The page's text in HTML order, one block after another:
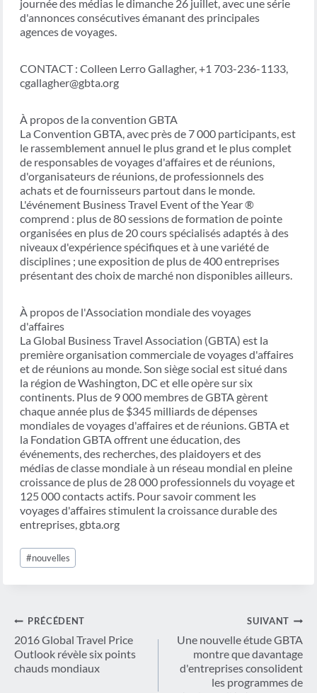
journée des médias le dimanche 26 juillet, avec une série
d'annonces consécutives émanant des principales
agences de voyages.
CONTACT : Colleen Lerro Gallagher, +1 703-236-1133,
cgallagher@gbta.org
À propos de la convention GBTA
La Convention GBTA, avec près de 7 000 participants, est
le rassemblement annuel le plus grand et le plus complet
de responsables de voyages d'affaires et de réunions,
d'organisateurs de réunions, de professionnels des
achats et de fournisseurs partout dans le monde.
L'événement Business Travel Event of the Year ®
comprend : plus de 80 sessions de formation de pointe
organisées en plus de 20 cours spécialisés adaptés à des
niveaux d'expérience spécifiques et à une variété de
disciplines ; une exposition de plus de 400 entreprises
présentant des choix de marché non disponibles ailleurs.
À propos de l'Association mondiale des voyages
d'affaires
La Global Business Travel Association (GBTA) est la
première organisation commerciale de voyages d'affaires
et de réunions au monde. Son siège social est situé dans
la région de Washington, DC et elle opère sur six
continents. Plus de 9 000 membres de GBTA gèrent
chaque année plus de $345 milliards de dépenses
mondiales de voyages d'affaires et de réunions. GBTA et
la Fondation GBTA offrent une éducation, des
événements, des recherches, des plaidoyers et des
médias de classe mondiale à un réseau mondial en pleine
croissance de plus de 28 000 professionnels du voyage et
125 000 contacts actifs. Pour savoir comment les
voyages d'affaires stimulent la croissance durable des
entreprises, gbta.org
Étiquettes
de
#nouvelles
Navigation
de
l’article
PRÉCÉDENT
2016 Global Travel Price
Outlook révèle six points
chauds mondiaux
SUIVANT
Une nouvelle étude GBTA
montre que davantage
d'entreprises consolident
les programmes de